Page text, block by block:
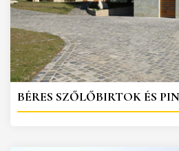
BÉRES SZŐLŐBIRTOK ÉS